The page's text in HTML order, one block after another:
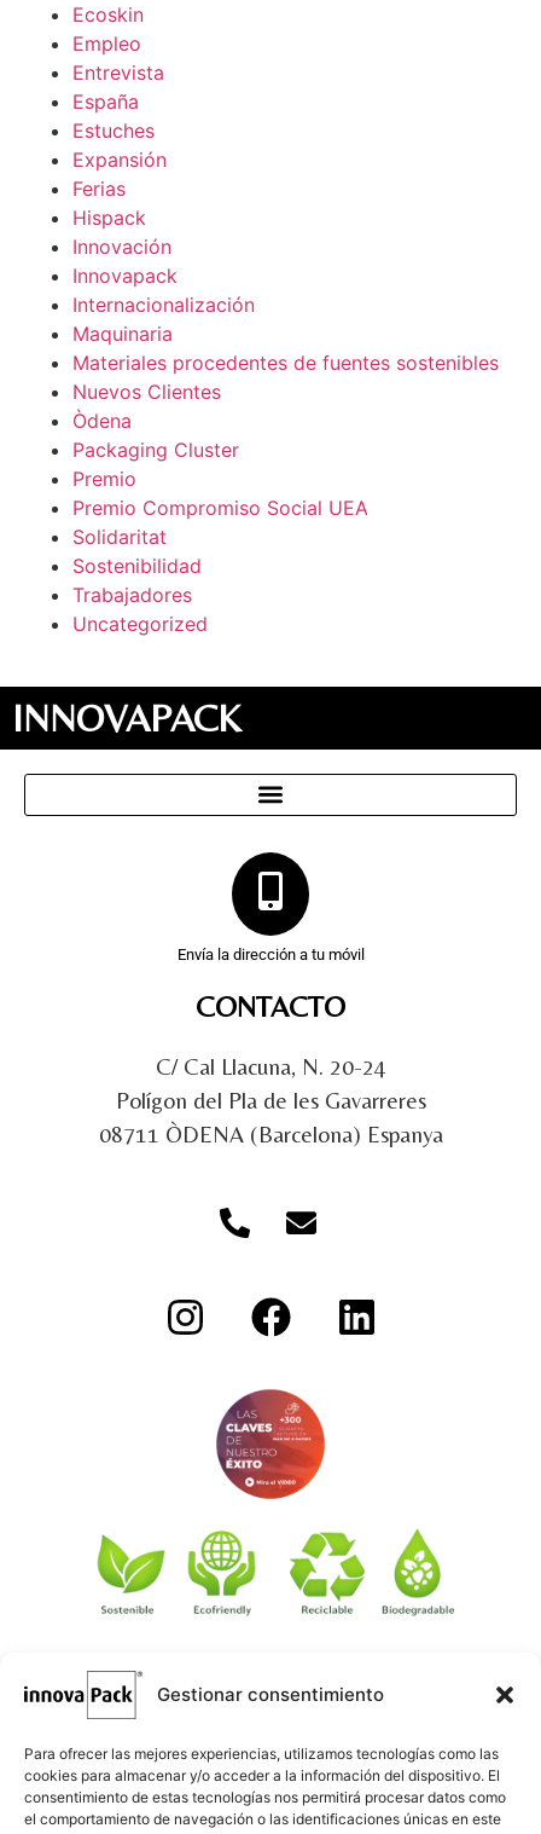
Gestionar consentimiento
Para ofrecer las mejores experiencias, utilizamos tecnologías como las
cookies para almacenar y/o acceder a la información del dispositivo. El
consentimiento de estas tecnologías nos permitirá procesar datos como
el comportamiento de navegación o las identificaciones únicas en este
Ecoskin
Empleo
Entrevista
España
Estuches
Expansión
Ferias
Hispack
Innovación
Innovapack
Internacionalización
Maquinaria
Materiales procedentes de fuentes sostenibles
Nuevos Clientes
Òdena
Packaging Cluster
Premio
Premio Compromiso Social UEA
Solidaritat
Sostenibilidad
Trabajadores
Uncategorized
INNOVAPACK
Envía la dirección a tu móvil
CONTACTO
C/ Cal Llacuna, N. 20-24
Polígon del Pla de les Gavarreres
08711 ÒDENA (Barcelona) Espanya
©·Créditos: Redacción: Innovapack · Diseño e implementación
web: Manel Caparrós · Servidores y publicación:
Contenido blog: conten.blog